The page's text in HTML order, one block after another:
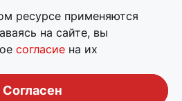
ресурсе применяются
на сайте, вы
согласие на их
Согласен